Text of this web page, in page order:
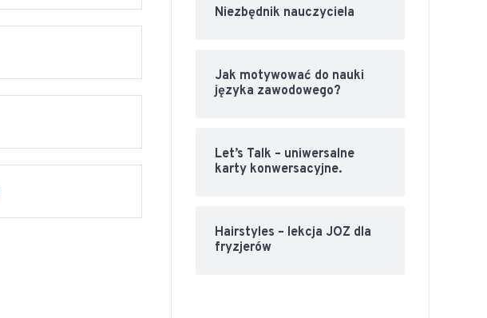
Niezbędnik nauczyciela
Jak motywować do nauki
języka zawodowego?
Let’s Talk – uniwersalne
karty konwersacyjne.
Hairstyles – lekcja JOZ dla
fryzjerów